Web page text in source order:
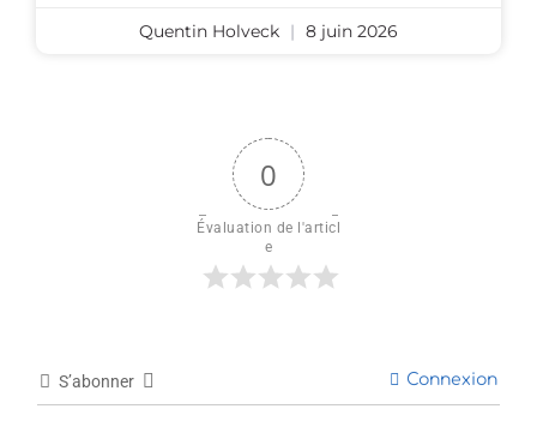
Quentin Holveck 8 juin 2026
0
Évaluation de l'articl
e
S’abonner Connexion